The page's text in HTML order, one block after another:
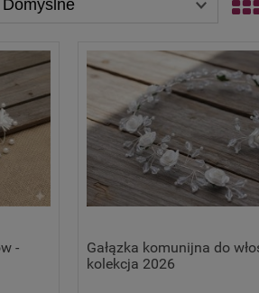
-
Gałązka komunijna do
kolekcja 2026